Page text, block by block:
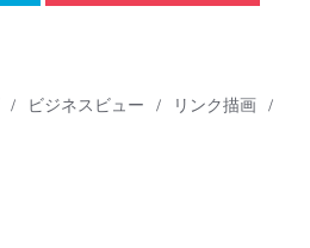
/ ビジネスビュー / リンク描画
/